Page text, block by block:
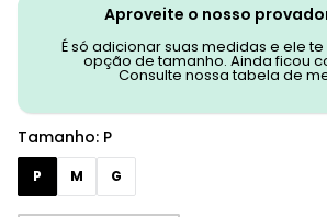
Aproveite o nosso
É só adicionar suas medidas e ele
opção de tamanho. Ainda ficou
Consulte nossa tabela de
Tamanho: P
P M G